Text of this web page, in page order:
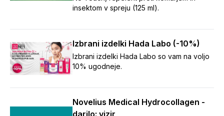
insektom v spreju (125 ml).
Izbrani izdelki Hada Labo (-10%)
Izbrani izdelki Hada Labo so vam na voljo
10% ugodneje.
Novelius Medical Hydrocollagen -
darilo: vizir